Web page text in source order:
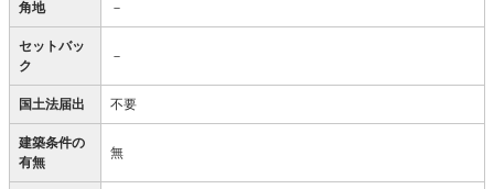
角地 －
セットバッ
ク
－
国土法届出 不要
建築条件の
有無
無